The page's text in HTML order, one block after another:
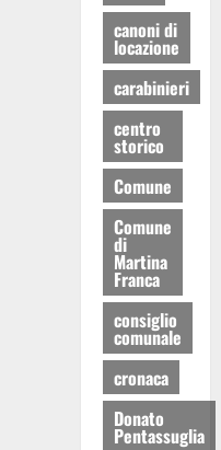
canoni di
locazione
carabinieri
centro
storico
Comune
Comune
di
Martina
Franca
consiglio
comunale
cronaca
Donato
Pentassuglia